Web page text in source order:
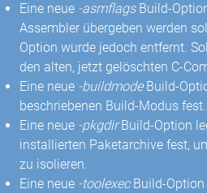
Eine neue -asmflagsBuild-
Assembler übergeben werden
Option wurde jedoch entfernt.
den alten, jetzt gelöschten C-
Eine neue -buildmodeBuild-
beschriebenen Build-Modus fest.
Eine neue -pkgdirBuild-Option
installierten Paketarchive fest,
zu isolieren.
Eine neue -toolexecBuild-Option